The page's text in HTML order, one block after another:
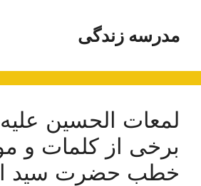
محتوامدرسه زندگی
لمعات الحسین
برخی از کلمات و
خطب حضرت سید